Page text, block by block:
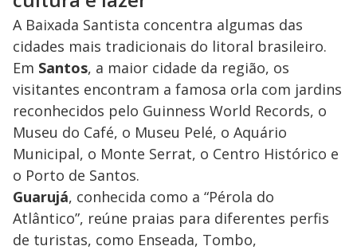
A Baixada Santista concentra algumas das
cidades mais tradicionais do litoral brasileiro.
Em Santos, a maior cidade da região, os
visitantes encontram a famosa orla com jardins
reconhecidos pelo Guinness World Records, o
Museu do Café, o Museu Pelé, o Aquário
Municipal, o Monte Serrat, o Centro Histórico e
o Porto de Santos.
Guarujá, conhecida como a “Pérola do
Atlântico”, reúne praias para diferentes perfis
de turistas, como Enseada, Tombo,